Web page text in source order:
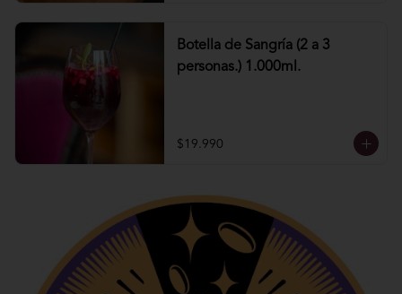
Botella de Sangría (2 a 3
personas.) 1.000ml.
$19.990